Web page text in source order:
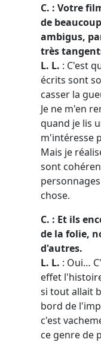
C. : Votre
de
ambigus,
très
L. L. : C'est
écrits sont
casser la
Je ne m'en
quand je lis
m'intéresse
Mais je
sont
chose.
C. : Et ils
de la folie,
d'autres.
L. L. : Oui…
effet
si tout allait
bord de
c'est
ce genre de